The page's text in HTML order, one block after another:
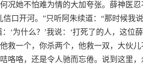
况她不怕难为情的大加夸张。薛神医
口开河。”只听阿朱续道：“那时候我
‘为什么？’我说：‘打死了的人，这位
救一个，你杀两个，他救一双，大伙儿
咯咯，还是令人驰而忘倦。说到这里